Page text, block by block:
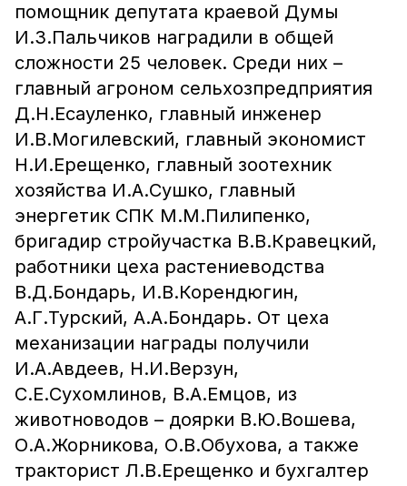
помощник депутата краевой Думы
И.З.Пальчиков наградили в общей
сложности 25 человек. Среди них –
главный агроном сельхозпредприятия
Д.Н.Есауленко, главный инженер
И.В.Могилевский, главный экономист
Н.И.Ерещенко, главный зоотехник
хозяйства И.А.Сушко, главный
энергетик СПК М.М.Пилипенко,
бригадир стройучастка В.В.Кравецкий,
работники цеха растениеводства
В.Д.Бондарь, И.В.Корендюгин,
А.Г.Турский, А.А.Бондарь. От цеха
механизации награды получили
И.А.Авдеев, Н.И.Верзун,
С.Е.Сухомлинов, В.А.Емцов, из
животноводов – доярки В.Ю.Вошева,
О.А.Жорникова, О.В.Обухова, а также
тракторист Л.В.Ерещенко и бухгалтер